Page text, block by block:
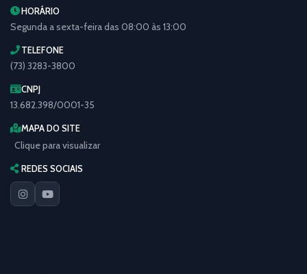
HORÁRIO
Segunda a sexta-feira das 08:00 às 13:00
TELEFONE
(73) 3283-3800
CNPJ
13.682.398/0001-35
MAPA DO SITE
Clique para visualizar
REDES SOCIAIS